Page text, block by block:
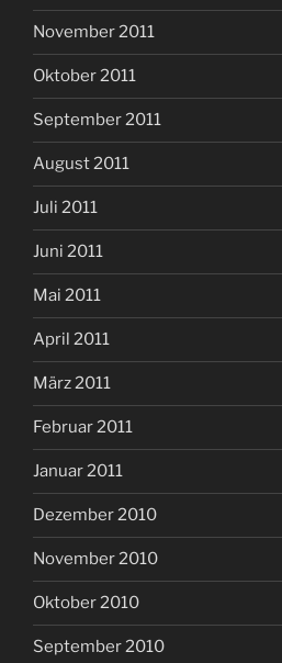
November 2011
Oktober 2011
September 2011
August 2011
Juli 2011
Juni 2011
Mai 2011
April 2011
März 2011
Februar 2011
Januar 2011
Dezember 2010
November 2010
Oktober 2010
September 2010